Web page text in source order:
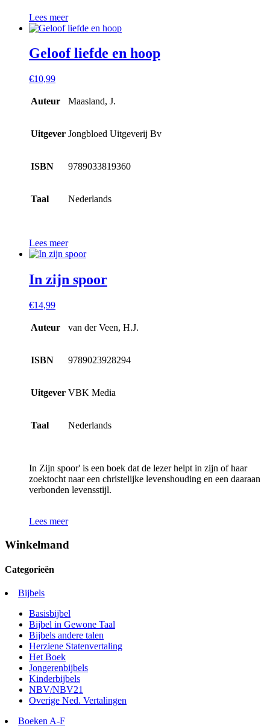
Lees meer
Geloof liefde en hoop
€10,99
Auteur Maasland, J.
Uitgever Jongbloed Uitgeverij Bv
ISBN 9789033819360
Taal Nederlands
Lees meer
In zijn spoor
€14,99
Auteur van der Veen, H.J.
ISBN 9789023928294
Uitgever VBK Media
Taal Nederlands
In Zijn spoor' is een boek dat de lezer helpt in zijn of haar
zoektocht naar een christelijke levenshouding en een daaraan
verbonden levensstijl.
Lees meer
Winkelmand
Categorieën
Bijbels
Basisbijbel
Bijbel in Gewone Taal
Bijbels andere talen
Herziene Statenvertaling
Het Boek
Jongerenbijbels
Kinderbijbels
NBV/NBV21
Overige Ned. Vertalingen
Boeken A-F